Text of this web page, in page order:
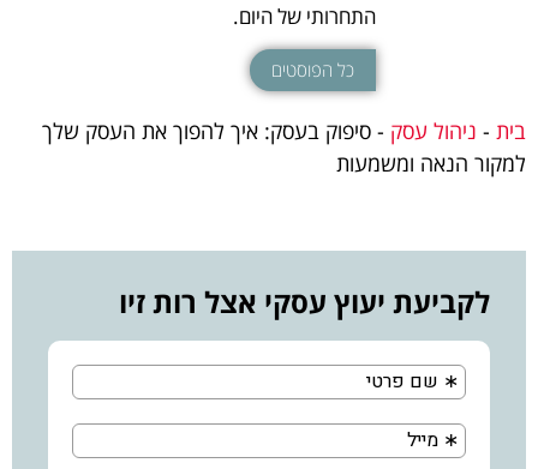
התחרותי של היום.
כל הפוסטים
בית - ניהול עסק - סיפוק בעסק: איך להפוך את העסק שלך
למקור הנאה ומשמעות
לקביעת יעוץ עסקי אצל רות זיו